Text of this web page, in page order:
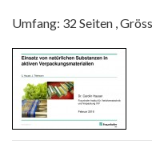
Umfang: 32 Seiten ,